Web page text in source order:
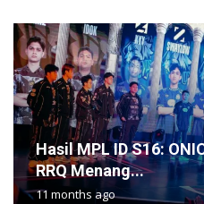
Hasil MPL ID S16:
RRQ Menang...
11 months ago